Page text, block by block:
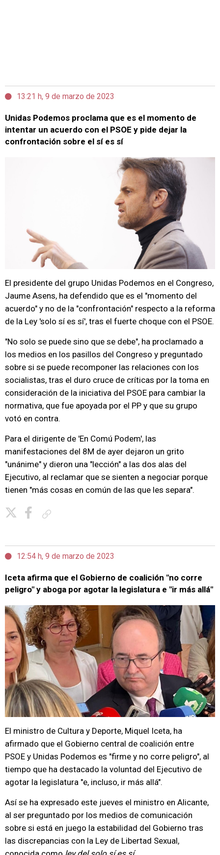
13:21 h, 9 de marzo de 2023
Unidas Podemos proclama que es el momento de
intentar un acuerdo con el PSOE y pide dejar la
confrontación sobre el sí es sí
El presidente del grupo Unidas Podemos en el Congreso,
Jaume Asens, ha defendido que es el "momento del
acuerdo" y no de la "confrontación" respecto a la reforma
de la Ley 'solo sí es sí', tras el fuerte choque con el PSOE.
"No solo se puede sino que se debe", ha proclamado a
los medios en los pasillos del Congreso y preguntado
sobre si se puede recomponer las relaciones con los
socialistas, tras el duro cruce de críticas por la toma en
consideración de la iniciativa del PSOE para cambiar la
normativa, que fue apoyada por el PP y que su grupo
votó en contra.
Para el dirigente de 'En Comú Podem', las
manifestaciones del 8M de ayer dejaron un grito
"unánime" y dieron una "lección" a las dos alas del
Ejecutivo, al reclamar que se sienten a negociar porque
tienen "más cosas en común de las que les separa".
12:54 h, 9 de marzo de 2023
Iceta afirma que el Gobierno de coalición "no corre
peligro" y aboga por agotar la legislatura e "ir más allá"
El ministro de Cultura y Deporte, Miquel Iceta, ha
afirmado que el Gobierno central de coalición entre
PSOE y Unidas Podemos es "firme y no corre peligro", al
tiempo que ha destacado la voluntad del Ejecutivo de
agotar la legislatura "e, incluso, ir más allá".
Así se ha expresado este jueves el ministro en Alicante,
al ser preguntado por los medios de comunicación
sobre si está en juego la estabilidad del Gobierno tras
las discrepancias con la Ley de Libertad Sexual,